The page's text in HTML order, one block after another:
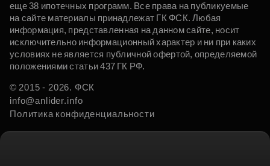
еще 38 ипотечных программ. Все права на публикуемые
на сайте материалы принадлежат ГК ФСК. Любая
информация, представленная на данном сайте, носит
исключительно информационный характер и ни при каких
условиях не является публичной офертой, определяемой
положениями статьи 437 ГК РФ.
© 2015 - 2026. ФСК
info@anlider.info
Политика конфиденциальности